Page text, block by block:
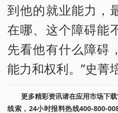
到他的就业能力，
在哪、这个障碍能
先看他有什么障碍
能力和权利。”史菁
更多精彩资讯请在应用市场下
线索，24小时报料热线400-800-